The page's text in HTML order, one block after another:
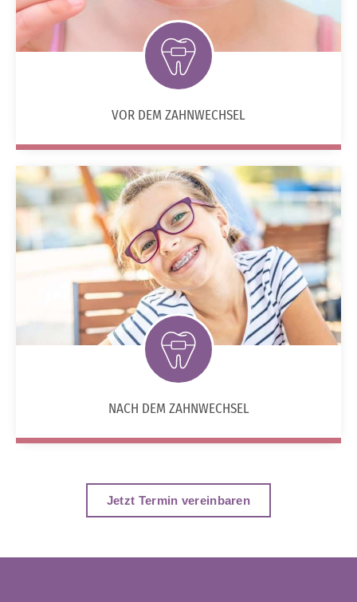
VOR DEM ZAHNWECHSEL
NACH DEM ZAHNWECHSEL
Jetzt Termin vereinbaren